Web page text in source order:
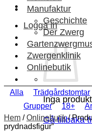
Logga in
Inga
Gå tillbaka
Manufaktur
Geschichte
Der Zwerg
Zwergenklinik
Onlinebutik
Alla Trädgårdstomtar
Grupper
18+
Hem / Onlinebutik /
prydnadsfigur”